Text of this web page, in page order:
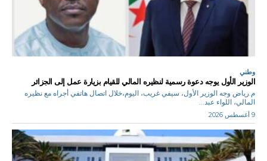
وطني
الوزير الأول يوجه دعوة رسمية لنظيره المالي للقيام بزيارة عمل إلى الجزائر
م.رياض وجه الوزير الأول، سيفي غريب، اليوم،خلال اتصال هاتفي أجراه مع نظيره
المالي، اللواء عبد...
9 أغسطس 2026